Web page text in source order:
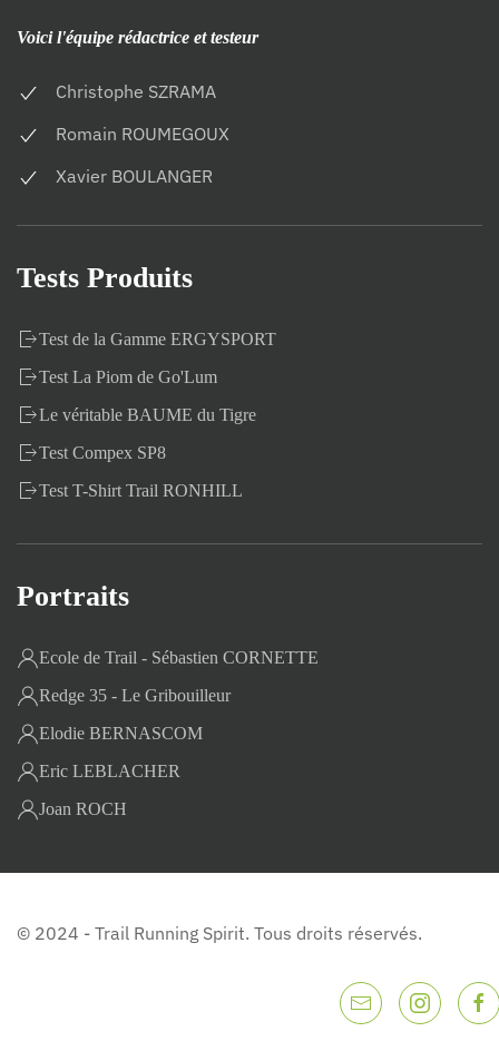
Voici l'équipe rédactrice et testeur
Christophe SZRAMA
Romain ROUMEGOUX
Xavier BOULANGER
Tests Produits
Test de la Gamme ERGYSPORT
Test La Piom de Go'Lum
Le véritable BAUME du Tigre
Test Compex SP8
Test T-Shirt Trail RONHILL
Portraits
Ecole de Trail - Sébastien CORNETTE
Redge 35 - Le Gribouilleur
Elodie BERNASCOM
Eric LEBLACHER
Joan ROCH
© 2024 - Trail Running Spirit. Tous droits réservés.